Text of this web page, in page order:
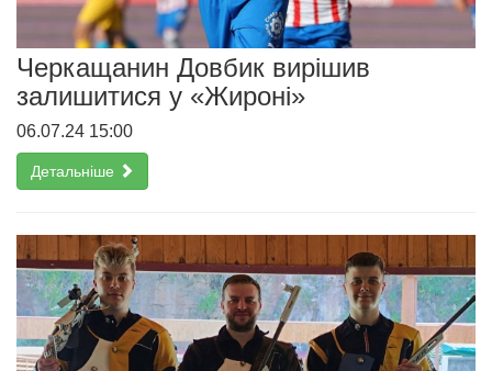
Черкащанин Довбик вирішив
залишитися у «Жироні»
06.07.24 15:00
Детальніше